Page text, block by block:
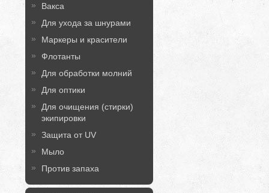
Вакса
Для ухода за шнурами
Маркеры и красители
Флотанты
Для обработки молний
Для оптики
Для очищения (стирки)
экипировки
Защита от UV
Мыло
Против запаха